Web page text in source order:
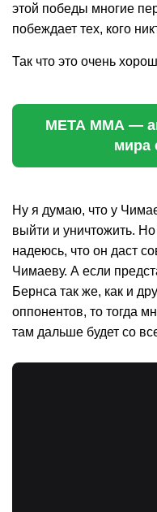
этой победы многие
побеждает тех, кого
Так что это очень
МЕТА ММА —
мира
Ну я думаю, что у
выйти и уничтожить.
надеюсь, что он даст
Чимаеву. А если
Бернса так же, как и
оппонентов, то тогда
там дальше будет со